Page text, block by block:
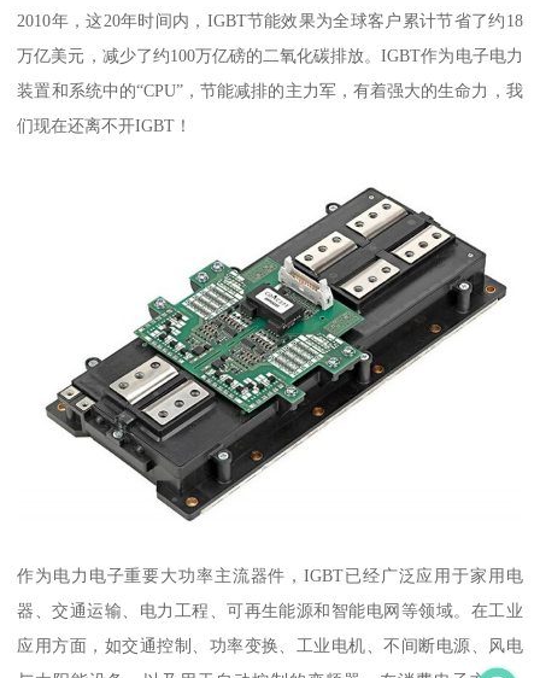
2010年，这20年时间内，IGBT节能效果为全球客户累计节省了约18
万亿美元，减少了约100万亿磅的二氧化碳排放。IGBT作为电子电力
装置和系统中的“CPU”，节能减排的主力军，有着强大的生命力，我
们现在还离不开IGBT！
作为电力电子重要大功率主流器件，IGBT已经广泛应用于家用电
器、交通运输、电力工程、可再生能源和智能电网等领域。在工业
应用方面，如交通控制、功率变换、工业电机、不间断电源、风电